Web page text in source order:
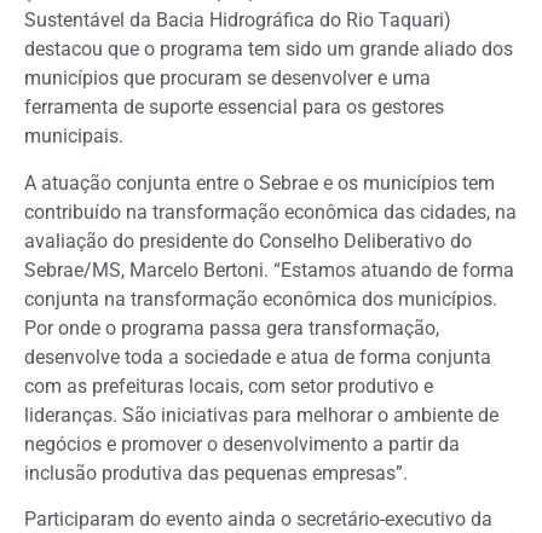
Sustentável da Bacia Hidrográfica do Rio Taquari)
destacou que o programa tem sido um grande aliado dos
municípios que procuram se desenvolver e uma
ferramenta de suporte essencial para os gestores
municipais.
A atuação conjunta entre o Sebrae e os municípios tem
contribuído na transformação econômica das cidades, na
avaliação do presidente do Conselho Deliberativo do
Sebrae/MS, Marcelo Bertoni. “Estamos atuando de forma
conjunta na transformação econômica dos municípios.
Por onde o programa passa gera transformação,
desenvolve toda a sociedade e atua de forma conjunta
com as prefeituras locais, com setor produtivo e
lideranças. São iniciativas para melhorar o ambiente de
negócios e promover o desenvolvimento a partir da
inclusão produtiva das pequenas empresas”.
Participaram do evento ainda o secretário-executivo da